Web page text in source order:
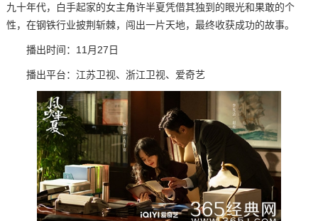
九十年代，白手起家的女主角许半夏凭借其独到的眼光和果敢的个
性，在钢铁行业披荆斩棘，闯出一片天地，最终收获成功的故事。
播出时间：11月27日
播出平台：江苏卫视、浙江卫视、爱奇艺